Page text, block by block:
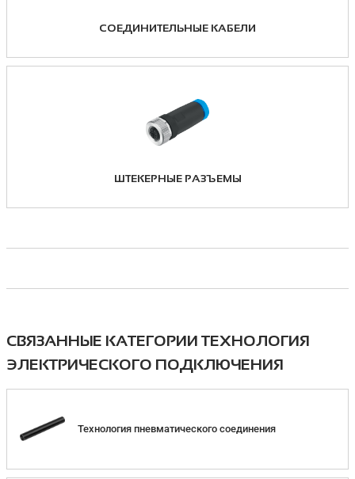
СОЕДИНИТЕЛЬНЫЕ КАБЕЛИ
ШТЕКЕРНЫЕ РАЗЪЕМЫ
СВЯЗАННЫЕ КАТЕГОРИИ ТЕХНОЛОГИЯ
ЭЛЕКТРИЧЕСКОГО ПОДКЛЮЧЕНИЯ
Технология пневматического соединения